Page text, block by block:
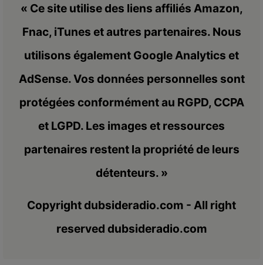
« Ce site utilise des liens affiliés Amazon,
Fnac, iTunes et autres partenaires. Nous
utilisons également Google Analytics et
AdSense. Vos données personnelles sont
protégées conformément au RGPD, CCPA
et LGPD. Les images et ressources
partenaires restent la propriété de leurs
détenteurs. »
Copyright dubsideradio.com - All right
reserved dubsideradio.com